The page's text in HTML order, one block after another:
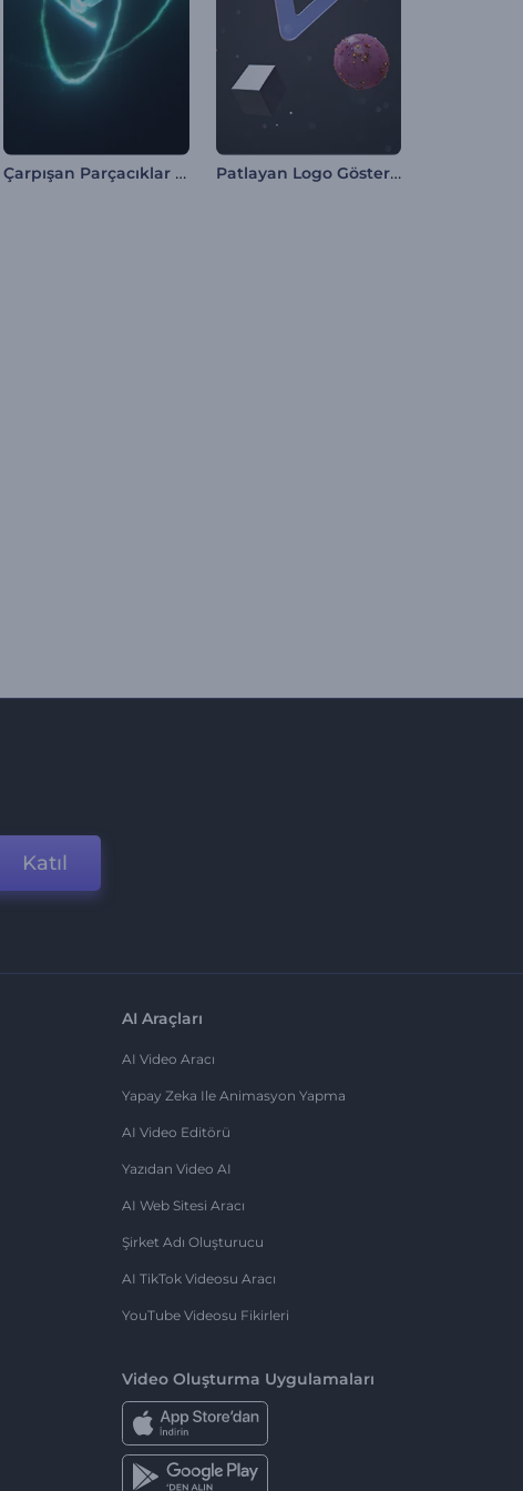
Çarpışan Parçacıklar Logo Gösterimi Patlayan Logo Gösterimi
Katıl
AI Araçları
AI Video Aracı
Yapay Zeka Ile Animasyon Yapma
AI Video Editörü
Yazıdan Video AI
AI Web Sitesi Aracı
Şirket Adı Oluşturucu
AI TikTok Videosu Aracı
YouTube Videosu Fikirleri
Video Oluşturma Uygulamaları